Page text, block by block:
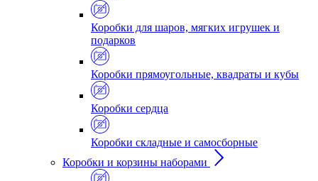
Коробки для шаров, мягких игрушек и
подарков
Коробки прямоугольные, квадраты и кубы
Коробки сердца
Коробки складные и самосборные
Коробки и корзины наборами